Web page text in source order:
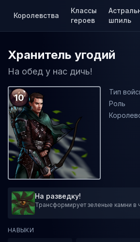
Королевства
Классы
героев
шпиль
Хранитель угодий
На обед у нас дичь!
10
Тип
Роль
На разведку!
Трансформирует зеленые камни в
НАВЫКИ